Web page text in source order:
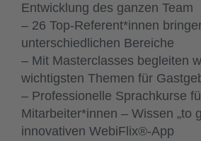
Entwicklung des ganzen Team
– 26 Top-Referent*innen
unterschiedlichen Bereiche
– Mit Masterclasses begleiten
wichtigsten Themen für
– Professionelle Sprachkurse
Mitarbeiter*innen – Wissen „to
innovativen WebiFlix®-App